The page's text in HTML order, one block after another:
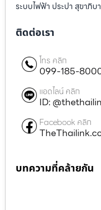
ระบบไฟฟ้า ประปา สุขาภิ
ติดต่อเรา
โทร คลิก
099-185-
แอดไลน์ คลิก
ID:
Facebook คลิก
บทความที่คล้ายกัน